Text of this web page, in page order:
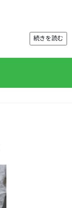
続きを読む